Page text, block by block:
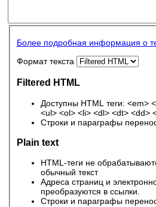
Более подробная информация о
Формат текста
Filtered HTML
Доступны HTML теги: <em>
<ul> <ol> <li> <dl> <dt> <dd>
Строки и параграфы
Plain text
HTML-теги не
обычный текст
Адреса страниц и
преобразуются в ссылки.
Строки и параграфы